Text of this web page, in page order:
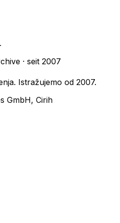
· seit 2007
Istražujemo od 2007.
GmbH, Cirih